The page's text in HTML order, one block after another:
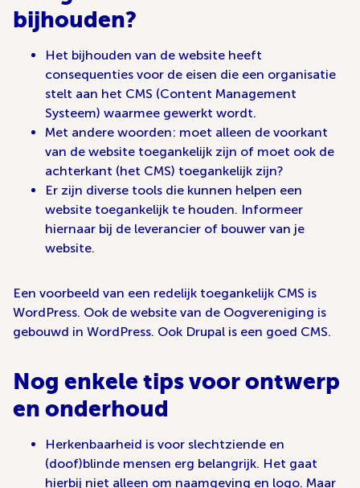
bijhouden?
Het bijhouden van de website heeft
consequenties voor de eisen die een organisatie
stelt aan het CMS (Content Management
Systeem) waarmee gewerkt wordt.
Met andere woorden: moet alleen de voorkant
van de website toegankelijk zijn of moet ook de
achterkant (het CMS) toegankelijk zijn?
Er zijn diverse tools die kunnen helpen een
website toegankelijk te houden. Informeer
hiernaar bij de leverancier of bouwer van je
website.
Een voorbeeld van een redelijk toegankelijk CMS is
WordPress. Ook de website van de Oogvereniging is
gebouwd in WordPress. Ook Drupal is een goed CMS.
Nog enkele tips voor ontwerp
en onderhoud
Herkenbaarheid is voor slechtziende en
(doof)blinde mensen erg belangrijk. Het gaat
hierbij niet alleen om naamgeving en logo. Maar